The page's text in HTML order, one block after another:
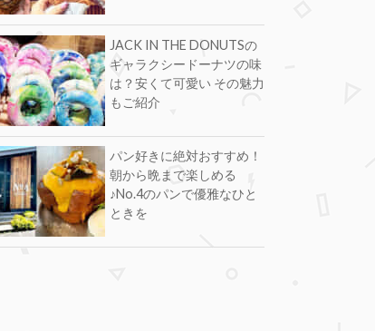
JACK IN THE DONUTSの
ギャラクシードーナツの味
は？安くて可愛い その魅力
もご紹介
パン好きに絶対おすすめ！
朝から晩まで楽しめる
♪No.4のパンで優雅なひと
ときを